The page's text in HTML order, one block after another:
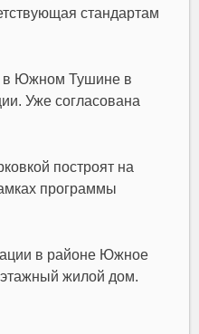
стандартам
в Южном Тушине в
Уже согласована
построят на
программы
в районе Южное
жилой дом.